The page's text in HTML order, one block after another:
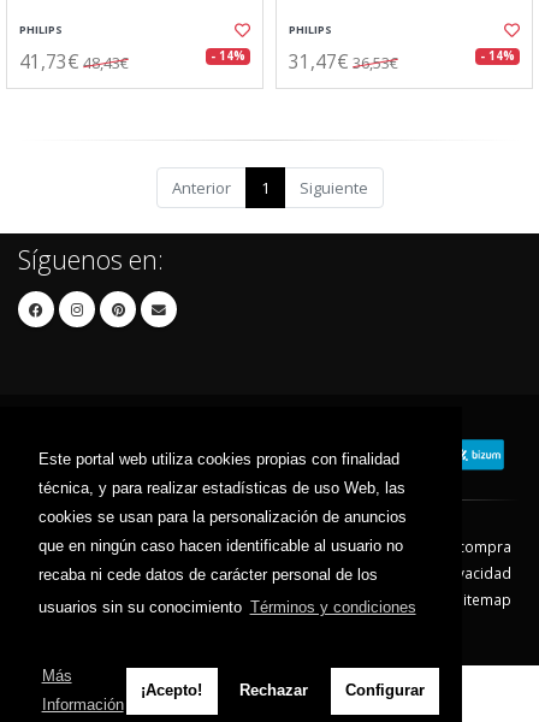
Este portal web utiliza cookies propias con finalidad
técnica, y para realizar estadísticas de uso Web, las
cookies se usan para la personalización de anuncios
que en ningún caso hacen identificable al usuario no
recaba ni cede datos de carácter personal de los
usuarios sin su conocimiento Términos y condiciones
Más
Información
¡Acepto! Rechazar Configurar
PHILIPS
41,73€ 48,43€ - 14%
PHILIPS
31,47€ 36,53€ - 14%
Anterior 1 Siguiente
Síguenos en:
Contacto Aviso Legal
Condiciones de compra
Política de envíos
Política de devolución
Política de Privacidad
Política de Cookies
Sitemap